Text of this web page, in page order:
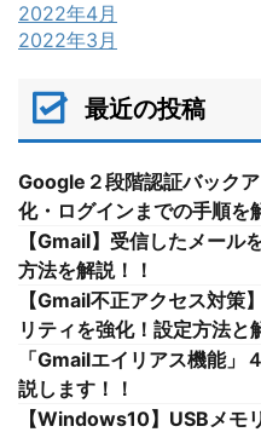
2022年4月
2022年3月
最近の投稿
Google２段階認証バック
化・ログインまでの手順を
【Gmail】受信したメール
方法を解説！！
【Gmail不正アクセス対策
リティを強化！設定方法と
「Gmailエイリアス機能」
説します！！
【Windows10】USBメモ